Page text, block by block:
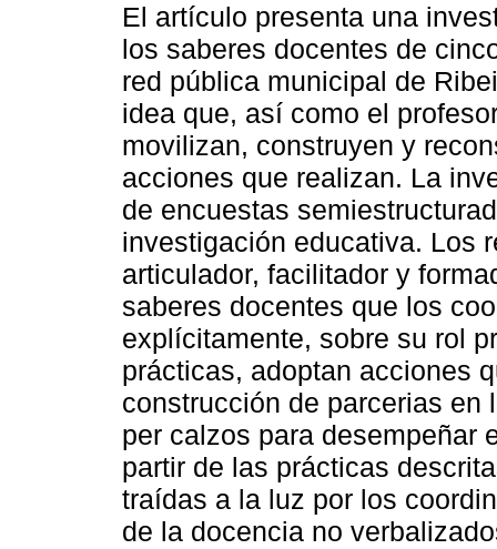
El artículo presenta una
los saberes docentes de
red pública municipal de
idea que, así como el
movilizan, construyen y
acciones que realizan. La
de encuestas
investigación educativa. Los
articulador, facilitador y
saberes docentes que los
explícitamente, sobre su rol
prácticas, adoptan acciones
construcción de parcerias
per calzos para desempeñar
partir de las prácticas
traídas a la luz por los
de la docencia no